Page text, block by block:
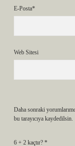
E-Posta*
Web Sitesi
Daha sonraki
bu tarayıcıya kaydedilsin.
6 + 2 kaçtır? *